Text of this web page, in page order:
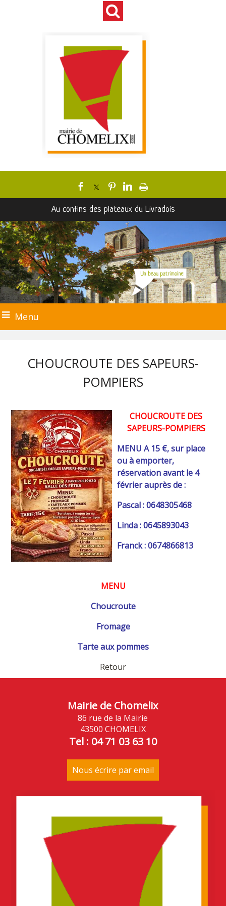
Au confins des plateaux du Livradois
Menu
CHOUCROUTE DES SAPEURS-
POMPIERS
CHOUCROUTE DES
SAPEURS-POMPIERS
MENU A 15 €, sur place
ou à emporter,
réservation avant le 4
février auprès de :
Pascal : 0648305468
Linda : 0645893043
Franck : 0674866813
MENU
Choucroute
Fromage
Tarte aux pommes
Retour
Mairie de Chomelix
86 rue de la Mairie
43500 CHOMELIX
Tel : 04 71 03 63 10
Nous écrire par email